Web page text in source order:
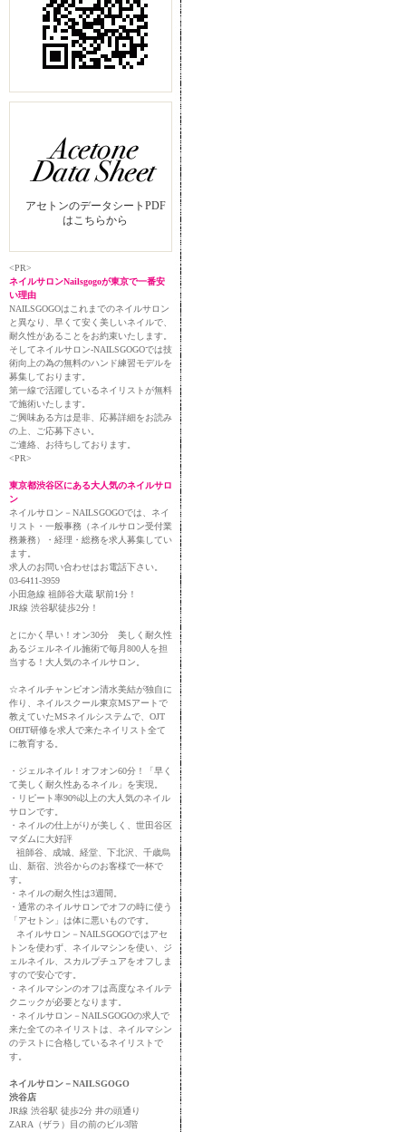
アセトンのデータシートPDF
はこちらから
<PR>
ネイルサロンNailsgogoが東京で一番安
い理由
NAILSGOGOはこれまでのネイルサロン
と異なり、早くて安く美しいネイルで、
耐久性があることをお約束いたします。
そしてネイルサロン-NAILSGOGOでは技
術向上の為の無料のハンド練習モデルを
募集しております。
第一線で活躍しているネイリストが無料
で施術いたします。
ご興味ある方は是非、応募詳細をお読み
の上、ご応募下さい。
ご連絡、お待ちしております。
<PR>
東京都渋谷区にある大人気のネイルサロ
ン
ネイルサロン－NAILSGOGOでは、ネイ
リスト・一般事務（ネイルサロン受付業
務兼務）・経理・総務を求人募集してい
ます。
求人のお問い合わせはお電話下さい。
03-6411-3959
小田急線 祖師谷大蔵 駅前1分！
JR線 渋谷駅徒歩2分！
とにかく早い！オン30分 美しく耐久性
あるジェルネイル施術で毎月800人を担
当する！大人気のネイルサロン。
☆ネイルチャンピオン清水美結が独自に
作り、ネイルスクール東京MSアートで
教えていたMSネイルシステムで、OJT
OffJT研修を求人で来たネイリスト全て
に教育する。
・ジェルネイル！オフオン60分！「早く
て美しく耐久性あるネイル」を実現。
・リピート率90%以上の大人気のネイル
サロンです。
・ネイルの仕上がりが美しく、世田谷区
マダムに大好評
祖師谷、成城、経堂、下北沢、千歳烏
山、新宿、渋谷からのお客様で一杯で
す。
・ネイルの耐久性は3週間。
・通常のネイルサロンでオフの時に使う
「アセトン」は体に悪いものです。
ネイルサロン－NAILSGOGOではアセ
トンを使わず、ネイルマシンを使い、ジ
ェルネイル、スカルプチュアをオフしま
すので安心です。
・ネイルマシンのオフは高度なネイルテ
クニックが必要となります。
・ネイルサロン－NAILSGOGOの求人で
来た全てのネイリストは、ネイルマシン
のテストに合格しているネイリストで
す。
ネイルサロン－NAILSGOGO
渋谷店
JR線 渋谷駅 徒歩2分 井の頭通り
ZARA（ザラ）目の前のビル3階